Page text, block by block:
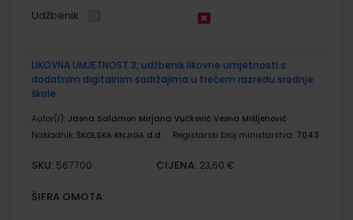
Udžbenik
LIKOVNA UMJETNOST 3; udžbenik likovne umjetnosti s
dodatnim digitalnim sadržajima u trećem razredu srednje
škole
Autor(i): Jasna Salamon Mirjana Vučković Vesna Mišljenović
Nakladnik: ŠKOLSKA KNJIGA d.d. Registarski broj ministarstva: 7043
SKU: 567700 CIJENA: 23,60 €
ŠIFRA OMOTA: